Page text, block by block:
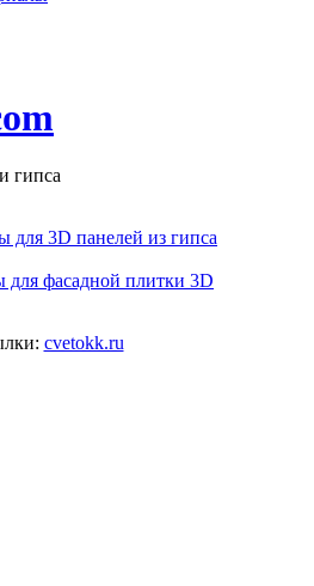
гипса
3D панелей из гипса
фасадной плитки 3D
cvetokk.ru